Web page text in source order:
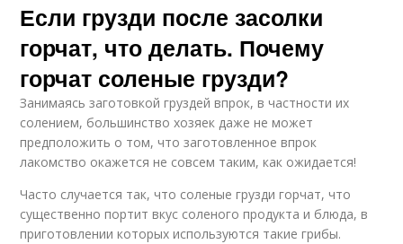
Если грузди после засолки
горчат, что делать. Почему
горчат соленые грузди?
Занимаясь заготовкой груздей впрок, в частности их
солением, большинство хозяек даже не может
предположить о том, что заготовленное впрок
лакомство окажется не совсем таким, как ожидается!
Часто случается так, что соленые грузди горчат, что
существенно портит вкус соленого продукта и блюда, в
приготовлении которых используются такие грибы.